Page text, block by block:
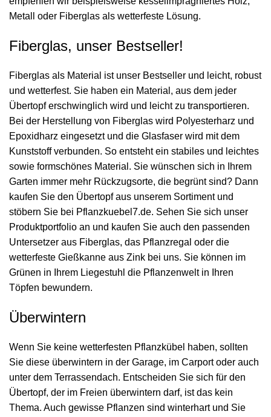
Metall oder Fiberglas als wetterfeste Lösung.
Fiberglas, unser Bestseller!
Fiberglas als Material ist unser Bestseller und leicht, robust
und wetterfest. Sie haben ein Material, aus dem jeder
Übertopf erschwinglich wird und leicht zu transportieren.
Bei der Herstellung von Fiberglas wird Polyesterharz und
Epoxidharz eingesetzt und die Glasfaser wird mit dem
Kunststoff verbunden. So entsteht ein stabiles und leichtes
sowie formschönes Material. Sie wünschen sich in Ihrem
Garten immer mehr Rückzugsorte, die begrünt sind? Dann
kaufen Sie den Übertopf aus unserem Sortiment und
stöbern Sie bei Pflanzkuebel7.de. Sehen Sie sich unser
Produktportfolio an und kaufen Sie auch den passenden
Untersetzer aus Fiberglas, das Pflanzregal oder die
wetterfeste Gießkanne aus Zink bei uns. Sie können im
Grünen in Ihrem Liegestuhl die Pflanzenwelt in Ihren
Töpfen bewundern.
Überwintern
Wenn Sie keine wetterfesten Pflanzkübel haben, sollten
Sie diese überwintern in der Garage, im Carport oder auch
unter dem Terrassendach. Entscheiden Sie sich für den
Übertopf, der im Freien überwintern darf, ist das kein
Thema. Auch gewisse Pflanzen sind winterhart und Sie